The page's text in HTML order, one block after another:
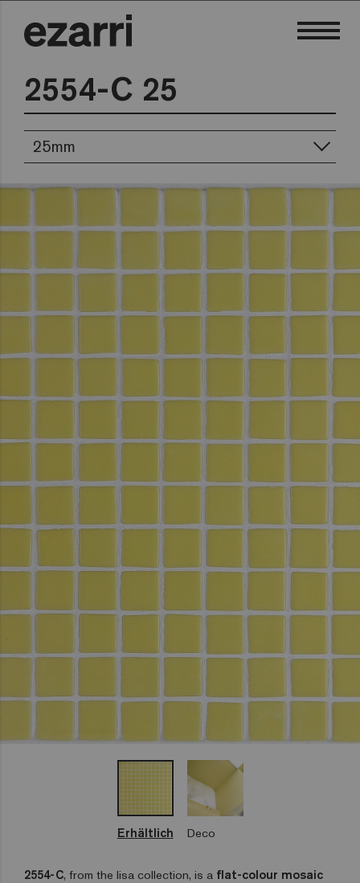
2554-C 25
25mm
Erhältlich Deco
2554-C, from the lisa collection, is a flat-colour mosaic